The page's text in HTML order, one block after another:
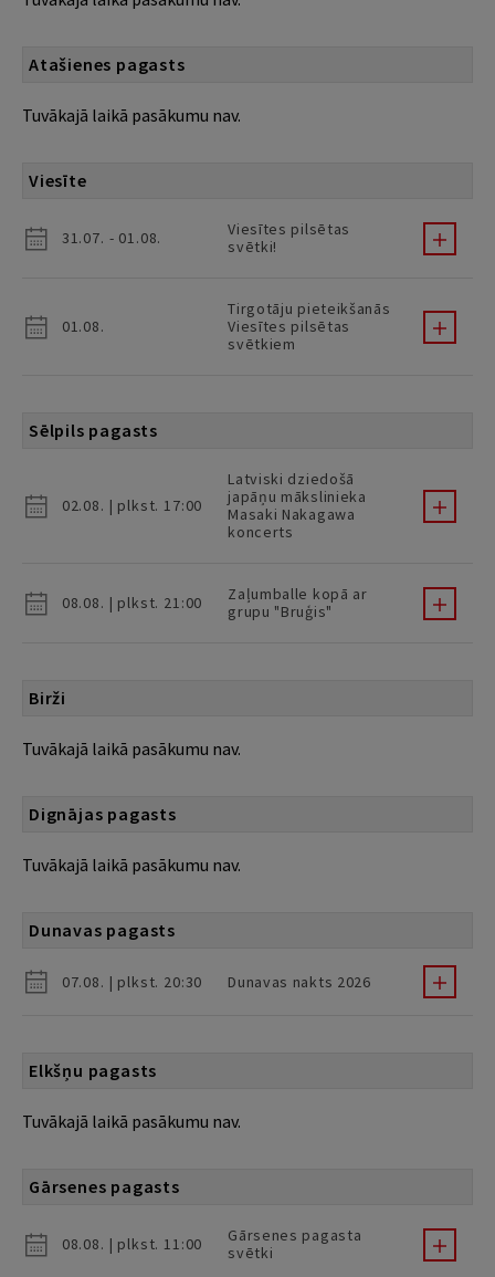
Atašienes pagasts
Tuvākajā laikā pasākumu nav.
Viesīte
31.07. - 01.08.
Viesītes pilsētas
svētki!
01.08.
Tirgotāju pieteikšanās
Viesītes pilsētas
svētkiem
Sēlpils pagasts
02.08. | plkst. 17:00
Latviski dziedošā
japāņu mākslinieka
Masaki Nakagawa
koncerts
08.08. | plkst. 21:00
Zaļumballe kopā ar
grupu "Bruģis"
Birži
Tuvākajā laikā pasākumu nav.
Dignājas pagasts
Tuvākajā laikā pasākumu nav.
Dunavas pagasts
07.08. | plkst. 20:30 Dunavas nakts 2026
Elkšņu pagasts
Tuvākajā laikā pasākumu nav.
Gārsenes pagasts
08.08. | plkst. 11:00
Gārsenes pagasta
svētki